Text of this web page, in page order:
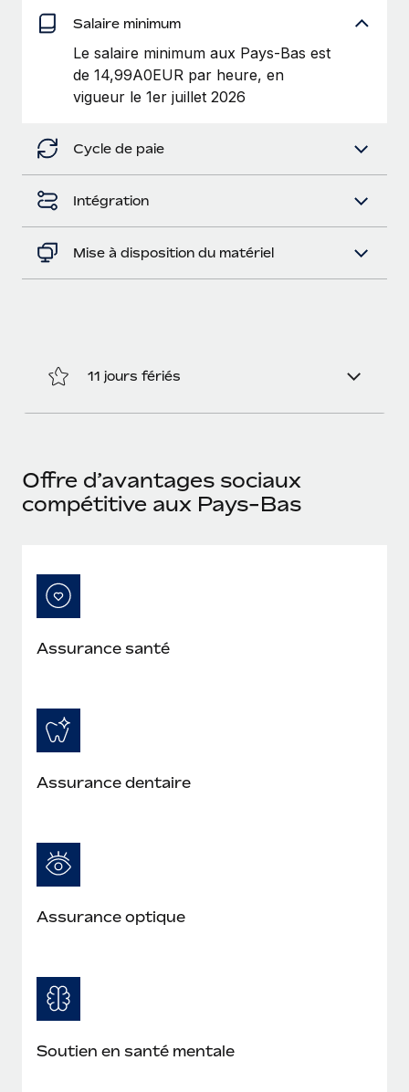
Avantages sociaux
Gérez facilement les avantages sociaux
freelances Plus
Remote a toujours pour mission d'aider les entreprises de
toute taille à embaucher, gérer et payer...
Comment Phiture gère ses 55 employés
répartis dans 19 pays grâce à Remote
Phiture, un leader notable du conseil en matière de
croissance mobile internationale, encourage les...
En savoir plus
Salaire minimum
Le salaire minimum aux Pays-Bas est
de 14,99A0EUR par heure, en
vigueur le 1er juillet 2026
Cycle de paie
Intégration
Mise à disposition du matériel
11 jours fériés
Offre d’avantages sociaux
compétitive aux Pays-Bas
Assurance santé
Assurance dentaire
Assurance optique
Soutien en santé mentale